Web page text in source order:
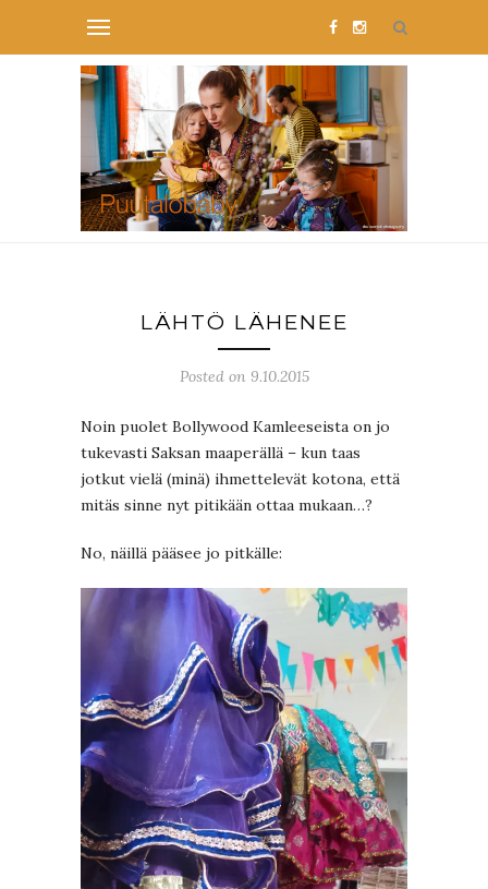
LÄHTÖ LÄHENEE
Posted on 9.10.2015
Noin puolet Bollywood Kamleeseista on jo
tukevasti Saksan maaperällä – kun taas
jotkut vielä (minä) ihmettelevät kotona, että
mitäs sinne nyt pitikään ottaa mukaan…?
No, näillä pääsee jo pitkälle: